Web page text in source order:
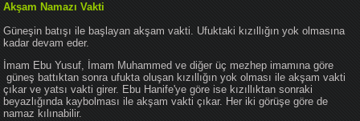
Akşam Namazı Vakti
Güneşin batışı ile başlayan akşam vakti. Ufuktaki kızıllığın yok olmasına
kadar devam eder.
İmam Ebu Yusuf, İmam Muhammed ve diğer üç mezhep imamına göre
güneş battıktan sonra ufukta oluşan kızıllığın yok olması ile akşam vakti
çıkar ve yatsı vakti girer. Ebu Hanife'ye göre ise kızıllıktan sonraki
beyazlığında kaybolması ile akşam vakti çıkar. Her iki görüşe göre de
namaz kılınabilir.